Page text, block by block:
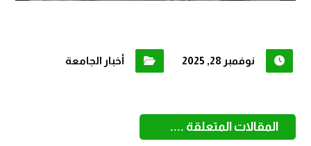
نوفمبر 28, 2025 أخبار الجامعة
المقالات المتعلقة ....